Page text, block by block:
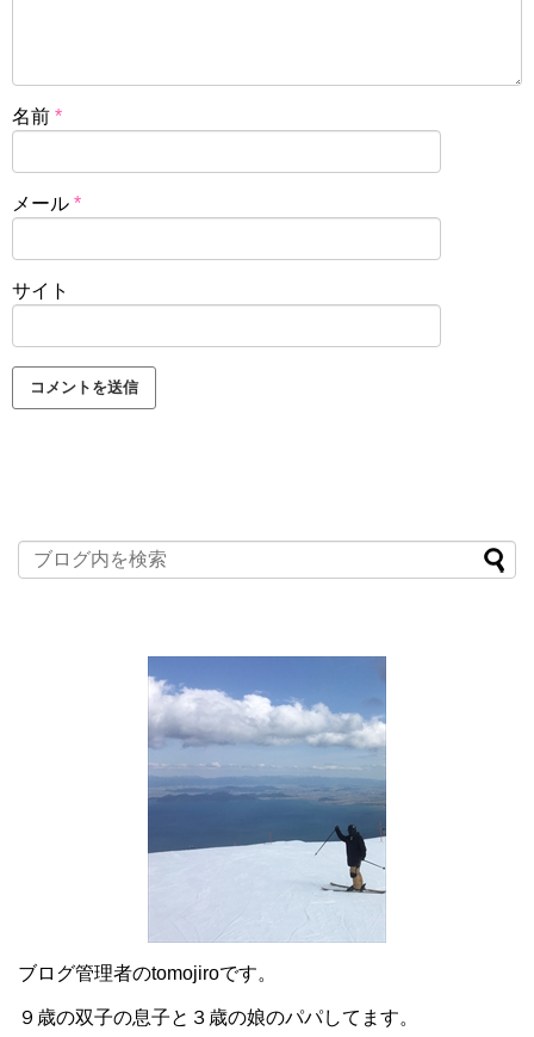
名前 *
メール *
サイト
ブログ管理者のtomojiroです。
９歳の双子の息子と３歳の娘のパパしてます。